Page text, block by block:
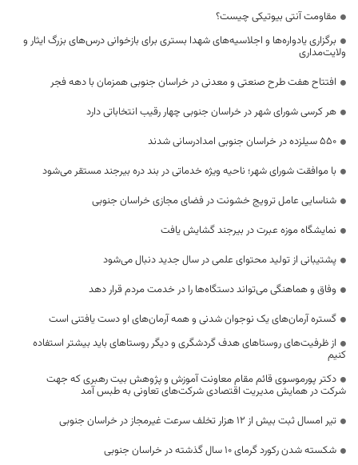
مقاومت آنتی بیوتیکی چیست؟
برگزاری یادواره‌ها و اجلاسیه‌های شهدا بستری برای بازخوانی درس‌های بزرگ ایثار و
ولایت‌مداری
افتتاح هفت طرح صنعتی و معدنی در خراسان جنوبی همزمان با دهه فجر
هر کرسی شورای شهر در خراسان جنوبی چهار رقیب انتخاباتی دارد
550 سیلزده در خراسان جنوبی امدادرسانی شدند
با موافقت شورای شهر؛ ناحیه ویژه خدماتی در بند دره بیرجند مستقر می‌شود
شناسایی عامل ترویج خشونت در فضای مجازی خراسان جنوبی
نمایشگاه موزه عبرت در بیرجند گشایش یافت
پشتیبانی از تولید محتوای علمی در سال جدید دنبال می‌شود
وفاق و هماهنگی می‌تواند دستگاه‌ها را در خدمت مردم قرار دهد
گستره آرمان‌های یک نوجوان شدنی و همه آرمان‌های او دست یافتنی است
از ظرفیت‌های روستاهای هدف گردشگری و دیگر روستاهای باید بیشتر استفاده
کنیم
دکتر پورموسوی قائم مقام معاونت آموزش و پژوهش بیت رهبری که جهت
شرکت در همایش مدیریت اقتصادی شرکت‌های تعاونی به طبس آمد
تیر امسال ثبت بیش از ۱۲ هزار تخلف سرعت غیرمجاز در خراسان جنوبی
شکسته شدن رکورد گرمای 10 سال گذشته در خراسان جنوبی